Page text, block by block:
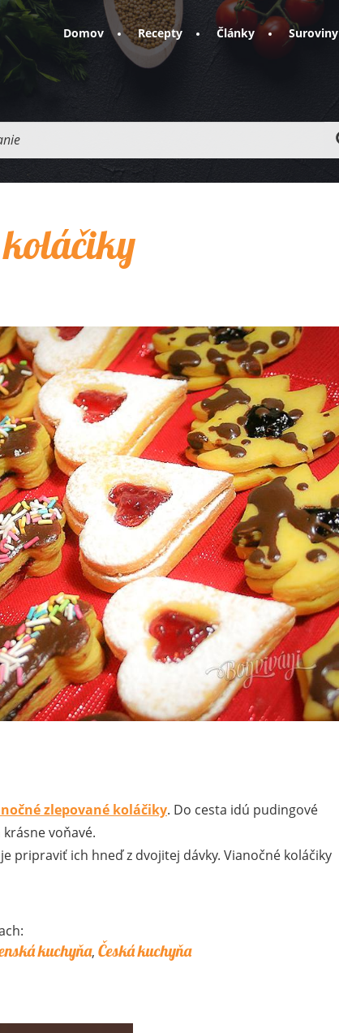
Domov Recepty Články Suroviny
koláčiky
zlepované koláčiky. Do cesta idú pudingové
voňavé.
pripraviť ich hneď z dvojitej dávky. Vianočné koláčiky
kuchyňa, Česká kuchyňa